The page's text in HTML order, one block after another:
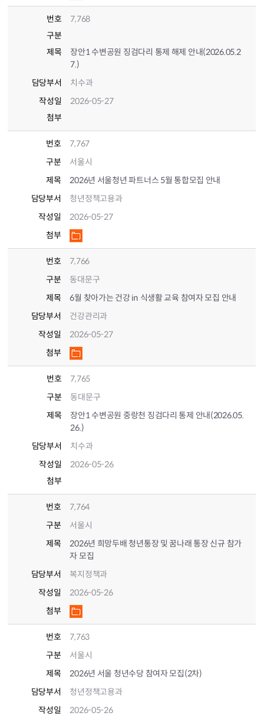
번호
7,768
구분
제목
장안1 수변공원 징검다리 통제 해제 안내(2026.05.2
7.)
담당부서
치수과
작성일
2026-05-27
첨부
번호
7,767
구분
서울시
제목
2026년 서울청년 파트너스 5월 통합모집 안내
담당부서
청년정책고용과
작성일
2026-05-27
첨부
번호
7,766
구분
동대문구
제목
6월 찾아가는 건강 in 식생활 교육 참여자 모집 안내
담당부서
건강관리과
작성일
2026-05-27
첨부
번호
7,765
구분
동대문구
제목
장안1 수변공원 중랑천 징검다리 통제 안내(2026.05.
26.)
담당부서
치수과
작성일
2026-05-26
첨부
번호
7,764
구분
서울시
제목
2026년 희망두배 청년통장 및 꿈나래 통장 신규 참가
자 모집
담당부서
복지정책과
작성일
2026-05-26
첨부
번호
7,763
구분
서울시
제목
2026년 서울 청년수당 참여자 모집(2차)
담당부서
청년정책고용과
작성일
2026-05-26